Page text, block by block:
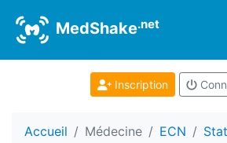
MedShake.net
Inscription
Accueil Médecine ECN